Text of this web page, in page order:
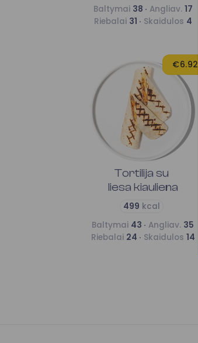
Baltymai 38 · Angliav. 17
Riebalai 31 · Skaidulos 4
Tortilija su
liesa kiauliena
499 kcal
Baltymai 43 · Angliav. 35
Riebalai 24 · Skaidulos 14
€6.92